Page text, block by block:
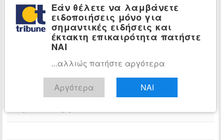
Αίθουσα Σύνταξης
Εάν θέλετε να λαμβάνετε
ειδοποιήσεις μόνο για
σημαντικές ειδήσεις και
έκτακτη επικαιρότητα πατήστε
ΝΑΙ
...αλλιώς πατήστε αργότερα
Αργότερα ΝΑΙ